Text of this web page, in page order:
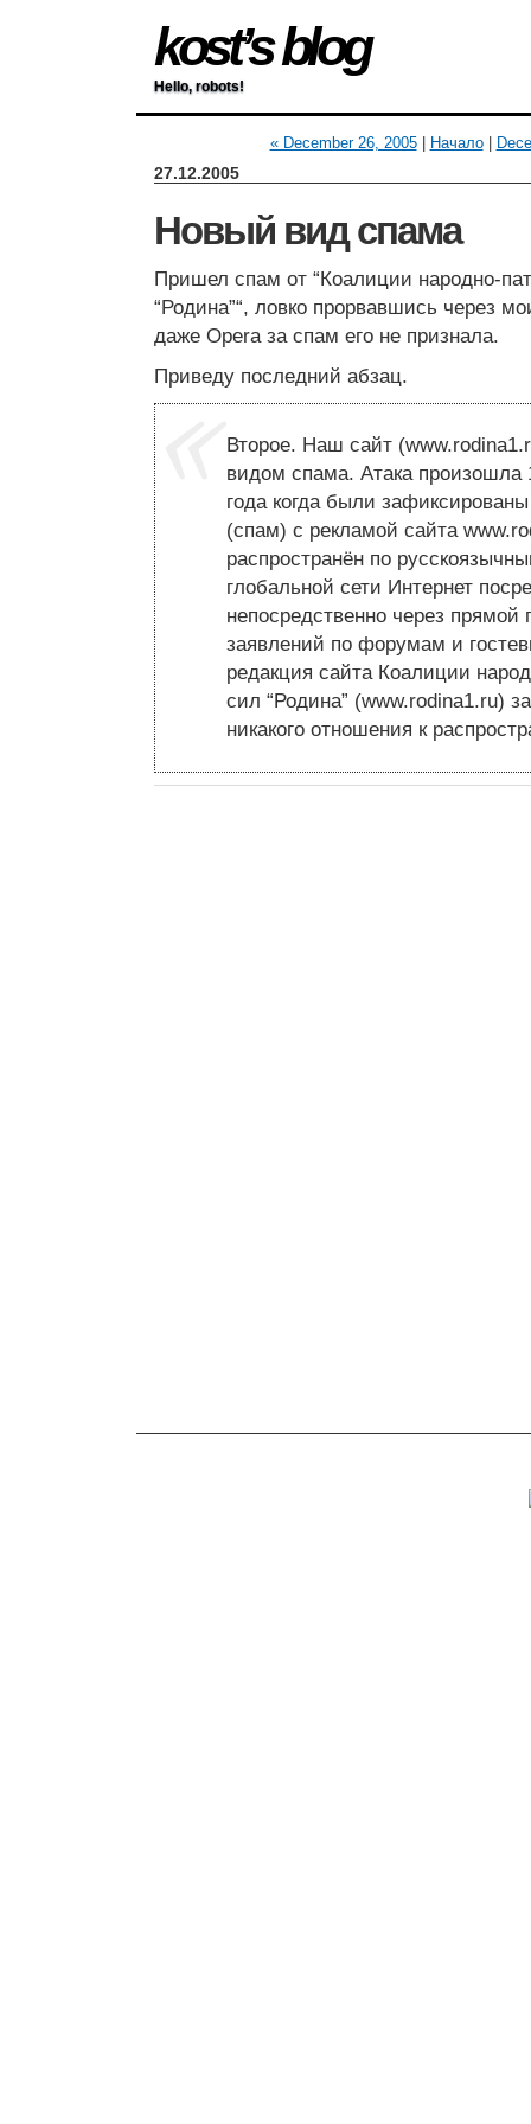
kost’s blog
Hello, robots!
« December 26, 2005| Начало|
27.12.2005
Новый вид спама
Пришел спам от “Коалиции народно-
“Родина”“, ловко прорвавшись через
даже Opera за спам его не признала.
Приведу последний абзац.
Второе. Наш сайт
видом спама. Атака произошла
года когда были
(спам) с рекламой сайта
распространён по
глобальной сети Интернет
непосредственно через прямой
заявлений по форумам и
редакция сайта Коалиции
сил “Родина” (www.rodina1.ru)
никакого отношения к